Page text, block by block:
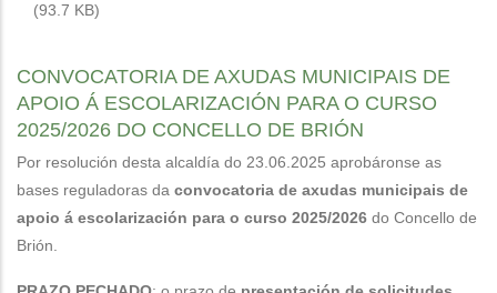
(93.7 KB)
CONVOCATORIA DE AXUDAS MUNICIPAIS DE
APOIO Á ESCOLARIZACIÓN PARA O CURSO
2025/2026 DO CONCELLO DE BRIÓN
Por resolución desta alcaldía do 23.06.2025 aprobáronse as
bases reguladoras da convocatoria de axudas municipais de
apoio á escolarización para o curso 2025/2026 do Concello de
Brión.